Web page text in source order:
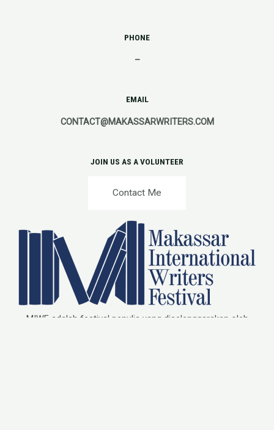
PHONE
–
EMAIL
CONTACT@MAKASSARWRITERS.COM
JOIN US AS A VOLUNTEER
Contact Me
MIWF adalah festival penulis yang diselenggarakan oleh